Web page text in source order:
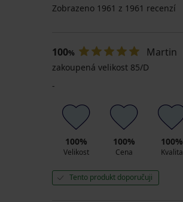
Zobrazeno 1961 z 1961 recenzí
100% Martin
zakoupená velikost 85/D
-
100%
Velikost
100%
Cena
100%
Kvalita
Tento produkt doporučuji